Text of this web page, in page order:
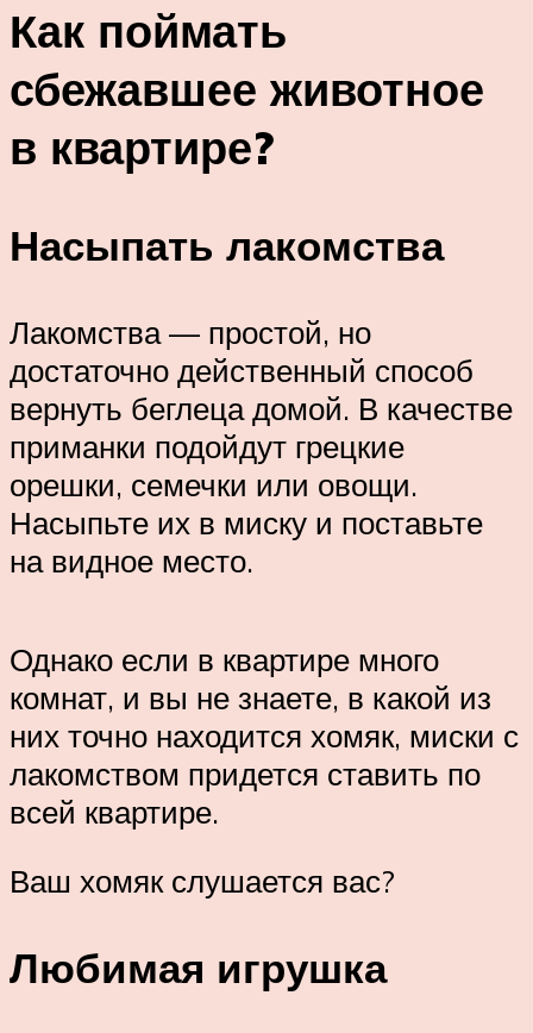
Как поймать
сбежавшее животное
в квартире?
Насыпать лакомства
Лакомства — простой, но
достаточно действенный способ
вернуть беглеца домой. В качестве
приманки подойдут грецкие
орешки, семечки или овощи.
Насыпьте их в миску и поставьте
на видное место.
Однако если в квартире много
комнат, и вы не знаете, в какой из
них точно находится хомяк, миски с
лакомством придется ставить по
всей квартире.
Ваш хомяк слушается вас?
Любимая игрушка